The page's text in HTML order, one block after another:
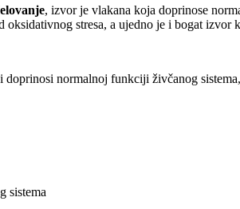
, izvor je vlakana koja doprinose
stresa, a ujedno je i bogat izvor
doprinosi normalnoj funkciji živčanog
sistema